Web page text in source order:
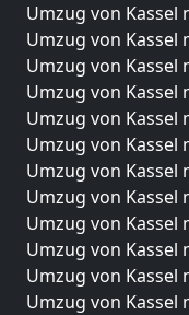
Umzug von Kassel
Umzug von Kassel
Umzug von Kassel
Umzug von Kassel
Umzug von Kassel
Umzug von Kassel
Umzug von Kassel
Umzug von Kassel
Umzug von Kassel
Umzug von Kassel
Umzug von Kassel
Umzug von Kassel